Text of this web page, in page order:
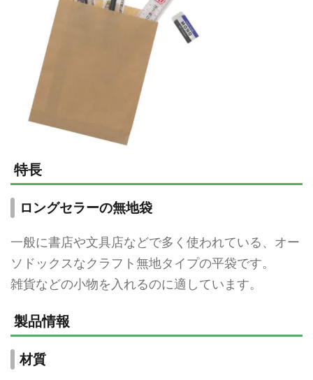
特長
ロングセラーの無地袋
一般に書店や文具店などで多く使われている、オー
ソドックスなクラフト無地タイプの平袋です。
雑貨などの小物を入れるのに適しています。
製品情報
材質